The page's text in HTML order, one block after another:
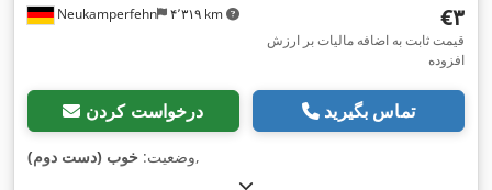
Neukamperfehn ۴٬۳۱۹ km ‎€۳
قیمت ثابت به اضافه مالیات بر ارزش
افزوده
درخواست کردن تماس بگیرید
وضعیت: خوب (دست دوم) ,